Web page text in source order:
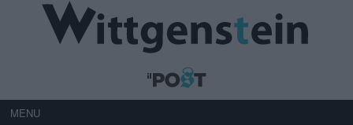
MENU